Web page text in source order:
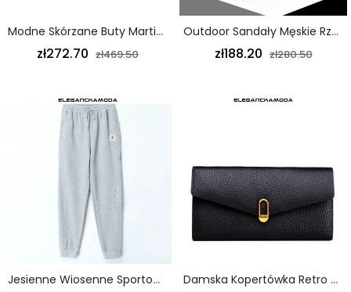
Modne Skórzane Buty Martin Męskie Buty Narzędziowe Na Wszystkie Mecze Na Co Dzień Wizytowe Brązowe
zł272.70 zł469.50
Outdoor Sandały Męskie Rzepy Sport Trend Obuwie Plażowe Żółte
zł188.20 zł280.50
Jesienne Wiosenne Sportowe Spodnie Damskie Wiązane W Pasie Modne Szare Damska Kopertówka Retro Długi Portfel Skóra Bydlęca Moda Miękka Skóra Czarna